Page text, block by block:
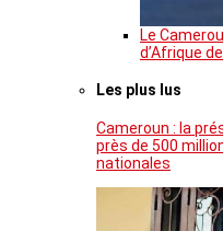
Le
d’Afrique
Les plus lus
Cameroun : la
près de 500
nationales